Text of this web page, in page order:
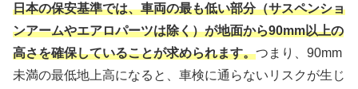
日本の保安基準では、車両の最も低い部分（サスペンショ
ンアームやエアロパーツは除く）が地面から90mm以上の
高さを確保していることが求められます。つまり、90mm
未満の最低地上高になると、車検に通らないリスクが生じ